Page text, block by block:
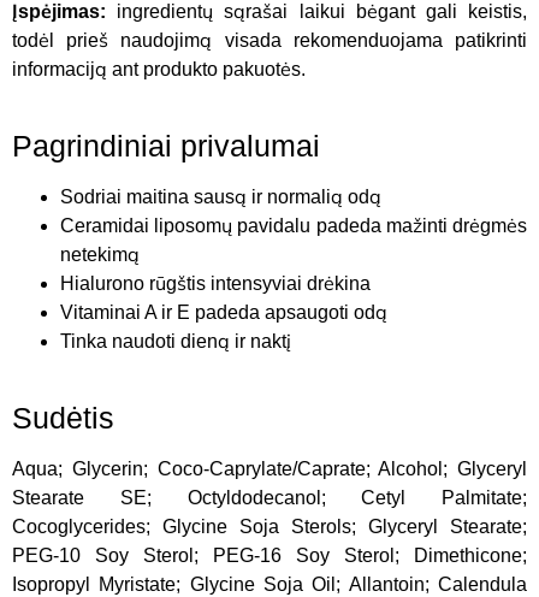
Įspėjimas: ingredientų sąrašai laikui bėgant gali keistis,
todėl prieš naudojimą visada rekomenduojama patikrinti
informaciją ant produkto pakuotės.
Pagrindiniai privalumai
Sodriai maitina sausą ir normalią odą
Ceramidai liposomų pavidalu padeda mažinti drėgmės
netekimą
Hialurono rūgštis intensyviai drėkina
Vitaminai A ir E padeda apsaugoti odą
Tinka naudoti dieną ir naktį
Sudėtis
Aqua; Glycerin; Coco-Caprylate/Caprate; Alcohol; Glyceryl
Stearate SE; Octyldodecanol; Cetyl Palmitate;
Cocoglycerides; Glycine Soja Sterols; Glyceryl Stearate;
PEG-10 Soy Sterol; PEG-16 Soy Sterol; Dimethicone;
Isopropyl Myristate; Glycine Soja Oil; Allantoin; Calendula